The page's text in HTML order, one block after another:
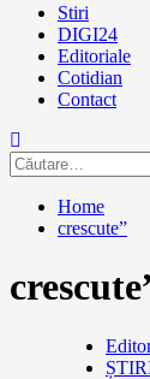
Primary
Menu
Stiri
DIGI24
Editoriale
Cotidian
Contact
Caută
după:
Home
crescute”